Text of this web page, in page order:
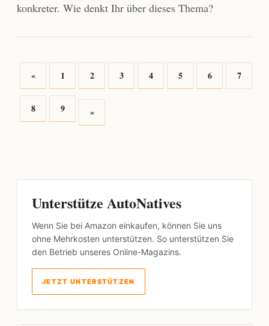
konkreter. Wie denkt Ihr über dieses Thema?
« 1 2 3 4 5 6 7
8 9 »
Unterstütze AutoNatives
Wenn Sie bei Amazon einkaufen, können Sie uns
ohne Mehrkosten unterstützen. So unterstützen Sie
den Betrieb unseres Online-Magazins.
JETZT UNTERSTÜTZEN